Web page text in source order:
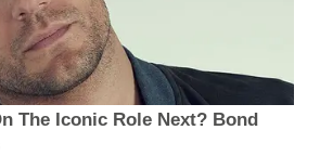
The Iconic Role Next? Bond